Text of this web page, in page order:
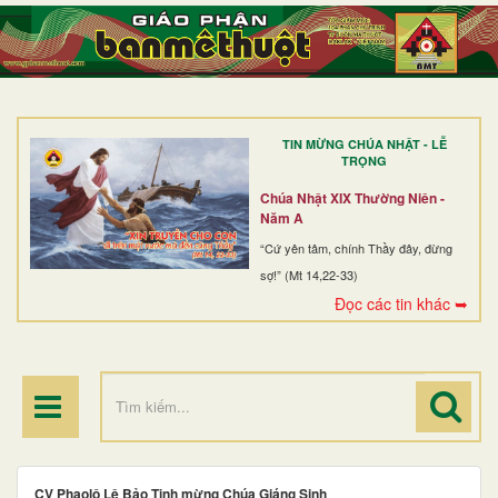
TIN MỪNG CHÚA NHẬT - LỄ
TRỌNG
Chúa Nhật XIX Thường Niên -
Năm A
“Cứ yên tâm, chính Thầy đây, đừng
sợ!” (Mt 14,22-33)
Đọc các tin khác ➥
TRANG NHẤT
GIỚI THIỆU
DÒNG TU
BAN MỤC VỤ
ĐOÀN THỂ CG
ĐIỂM HÀNH HƯƠNG
CV Phaolô Lê Bảo Tịnh mừng Chúa Giáng Sinh